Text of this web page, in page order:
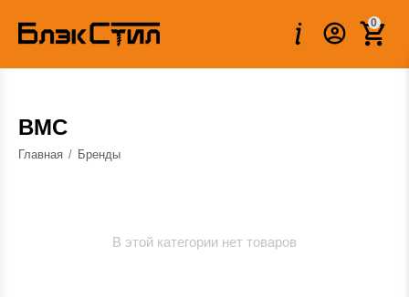
0
BMC
Главная / Бренды
В этой категории нет товаров